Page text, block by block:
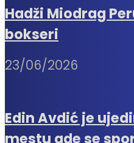
Hadži Miodrag
bokseri
23/06/2026
Edin Avdić je
mestu gde se